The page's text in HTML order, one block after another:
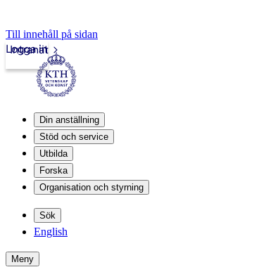
Till innehåll på sidan
Intranät
Logga in
Din anställning
Stöd och service
Utbilda
Forska
Organisation och styrning
Sök
English
Meny